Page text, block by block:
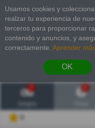
Usamos cookies y
realzar tu experiencia de
terceros para proporcionar
contenido y anuncios, y
correctamente. Aprender
OK
2